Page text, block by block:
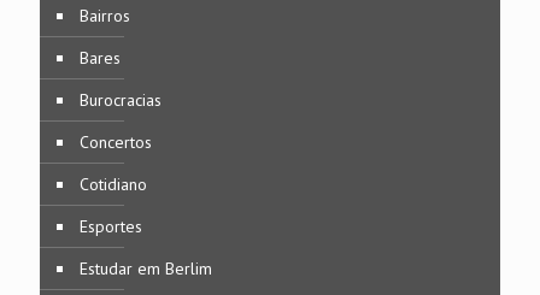
Bairros
Bares
Burocracias
Concertos
Cotidiano
Esportes
Estudar em Berlim